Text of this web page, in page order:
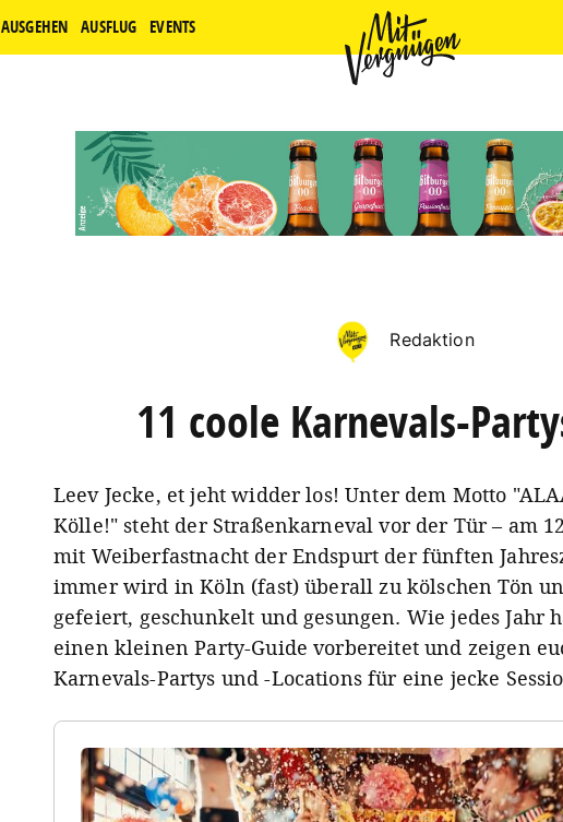
AUSGEHEN AUSFLUG EVENTS
Redaktion
11 coole Karnevals-
Leev Jecke, et jeht widder los! Unter dem Motto
Kölle!" steht der Straßenkarneval vor der Tür – am
mit Weiberfastnacht der Endspurt der fünften
immer wird in Köln (fast) überall zu kölschen Tön
gefeiert, geschunkelt und gesungen. Wie jedes Jahr
einen kleinen Party-Guide vorbereitet und zeigen
Karnevals-Partys und -Locations für eine jecke